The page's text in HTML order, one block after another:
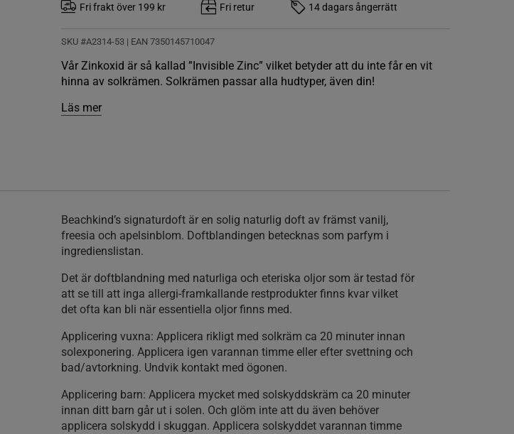
Fri frakt över 199 kr Fri retur 14 dagars ångerrätt
SKU #A2314-53 | EAN 7350145710047
Vår Zinkoxid är så kallad ”Invisible Zinc” vilket betyder att du inte får en vit
hinna av solkrämen. Solkrämen passar alla hudtyper, även din!
Läs mer
Beachkind’s signaturdoft är en solig naturlig doft av främst vanilj,
freesia och apelsinblom. Doftblandingen betecknas som parfym i
ingredienslistan.
Det är doftblandning med naturliga och eteriska oljor som är testad för
att se till att inga allergi-framkallande restprodukter finns kvar vilket
det ofta kan bli när essentiella oljor finns med.
Applicering vuxna: Applicera rikligt med solkräm ca 20 minuter innan
solexponering. Applicera igen varannan timme eller efter svettning och
bad/avtorkning. Undvik kontakt med ögonen.
Applicering barn: Applicera mycket med solskyddskräm ca 20 minuter
innan ditt barn går ut i solen. Och glöm inte att du även behöver
applicera solskydd i skuggan. Applicera solskyddet varannan timme